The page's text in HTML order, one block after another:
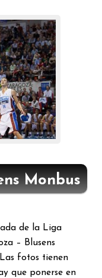
Monbus
de la Liga
– Blusens
fotos tienen
que ponerse en